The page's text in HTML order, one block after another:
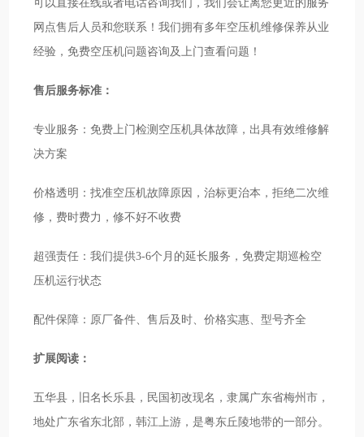
可以直接在线或者电话咨询我们，我们会让离您更近的服务
网点售后人员和您联系！我们拥有多年空压机维修保养从业
经验，免费空压机问题咨询及上门查看问题！
售后服务标准：
专业服务：免费上门检测空压机具体故障，出具有效维修解
决方案
价格透明：找准空压机故障原因，治标更治本，拒绝二次维
修，费时费力，修不好不收费
超强责任：我们提供3-6个月的延长服务，免费定期巡检空
压机运行状态
配件保障：原厂备件、售后及时、价格实惠、型号齐全
扩展阅读：
五华县，旧名长乐县，民国初改现名，隶属广东省梅州市，
地处广东省东北部，韩江上游，是粤东丘陵地带的一部分。